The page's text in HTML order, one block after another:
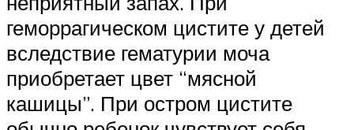
геморрагическом цистите у детей
вследствие гематурии моча
приобретает цвет “мясной
кашицы”. При остром цистите